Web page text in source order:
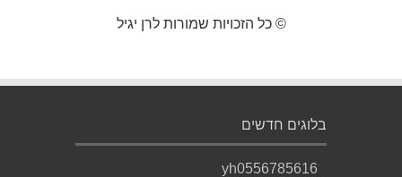
© כל הזכויות שמורות לרן יגיל
בלוגים חדשים
yh0556785616